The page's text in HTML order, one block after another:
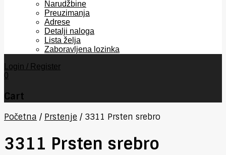
Narudžbine
Preuzimanja
Adrese
Detalji naloga
Lista želja
Zaboravljena lozinka
Login / Register
0
Cart
Početna / Prstenje / 3311 Prsten srebro
3311 Prsten srebro